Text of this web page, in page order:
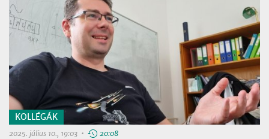
KOLLÉGÁK
2025. július 10., 19:03 • 20:08